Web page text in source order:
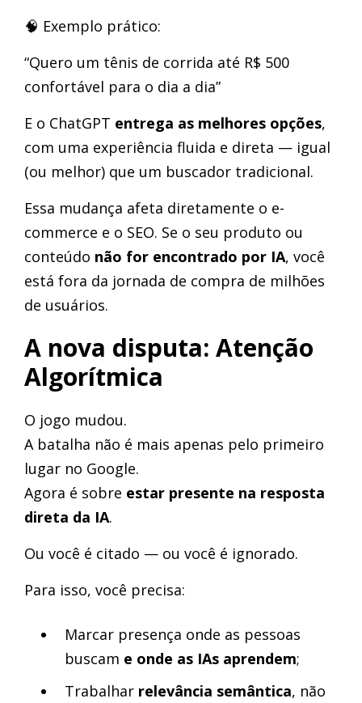
🧠 Exemplo prático:
“Quero um tênis de corrida até R$ 500
confortável para o dia a dia”
E o ChatGPT entrega as melhores opções,
com uma experiência fluida e direta — igual
(ou melhor) que um buscador tradicional.
Essa mudança afeta diretamente o e-
commerce e o SEO. Se o seu produto ou
conteúdo não for encontrado por IA, você
está fora da jornada de compra de milhões
de usuários.
A nova disputa: Atenção
Algorítmica
O jogo mudou.
A batalha não é mais apenas pelo primeiro
lugar no Google.
Agora é sobre estar presente na resposta
direta da IA.
Ou você é citado — ou você é ignorado.
Para isso, você precisa:
Marcar presença onde as pessoas
buscam e onde as IAs aprendem;
Trabalhar relevância semântica, não